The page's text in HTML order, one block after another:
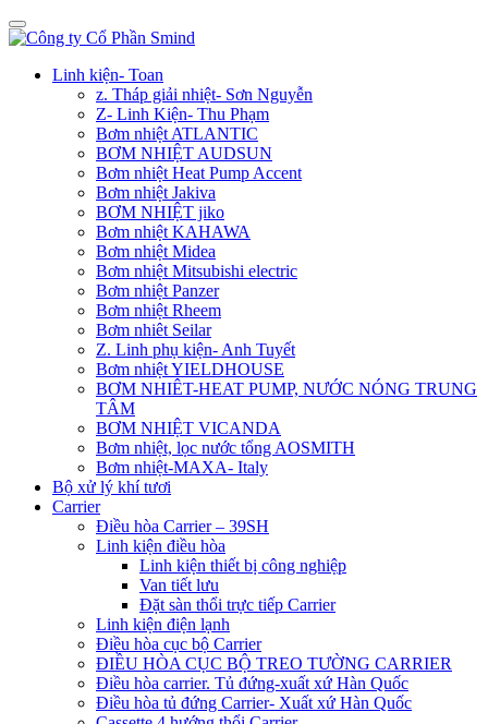
Linh kiện- Toan
z. Tháp giải nhiệt- Sơn Nguyễn
Z- Linh Kiện- Thu Phạm
Bơm nhiệt ATLANTIC
BƠM NHIỆT AUDSUN
Bơm nhiệt Heat Pump Accent
Bơm nhiệt Jakiva
BƠM NHIỆT jiko
Bơm nhiệt KAHAWA
Bơm nhiệt Midea
Bơm nhiệt Mitsubishi electric
Bơm nhiệt Panzer
Bơm nhiệt Rheem
Bơm nhiêt Seilar
Z. Linh phụ kiện- Anh Tuyết
Bơm nhiệt YIELDHOUSE
BƠM NHIÊT-HEAT PUMP, NƯỚC NÓNG TRUNG
TÂM
BƠM NHIỆT VICANDA
Bơm nhiệt, lọc nước tổng AOSMITH
Bơm nhiệt-MAXA- Italy
Bộ xử lý khí tươi
Carrier
Điều hòa Carrier – 39SH
Linh kiện điều hòa
Linh kiện thiết bị công nghiệp
Van tiết lưu
Đặt sàn thổi trực tiếp Carrier
Linh kiện điện lạnh
Điều hòa cục bộ Carrier
ĐIỀU HÒA CỤC BỘ TREO TƯỜNG CARRIER
Điều hòa carrier. Tủ đứng-xuất xứ Hàn Quốc
Điều hòa tủ đứng Carrier- Xuất xứ Hàn Quốc